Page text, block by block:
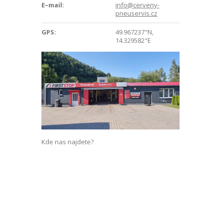
E–mail:
info@cerveny-
pneuservis.cz
GPS:
49.967237"N,
14.329582"E
Kde nas najdete?